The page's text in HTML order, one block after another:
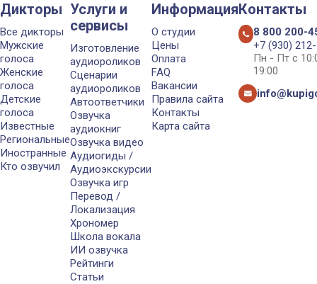
Дикторы
Все дикторы
Мужские
голоса
Женские
голоса
Детские
голоса
Известные
Региональные
Иностранные
Кто озвучил
Услуги и
сервисы
Изготовление
аудиороликов
Сценарии
аудиороликов
Автоответчики
Озвучка
аудиокниг
Озвучка видео
Аудиогиды /
Аудиоэкскурсии
Озвучка игр
Перевод /
Локализация
Хрономер
Школа вокала
ИИ озвучка
Рейтинги
Статьи
Информация
О студии
Цены
Оплата
FAQ
Вакансии
Правила сайта
Контакты
Карта сайта
Контакты
8 800 200-
+7 (930)
Пн - Пт с
19:00